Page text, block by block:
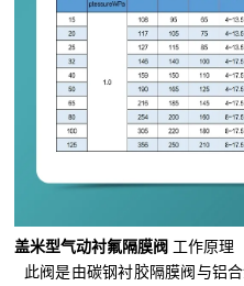
盖米型气动衬氟隔膜阀 工作原理
此阀是由碳钢衬胶隔膜阀与铝